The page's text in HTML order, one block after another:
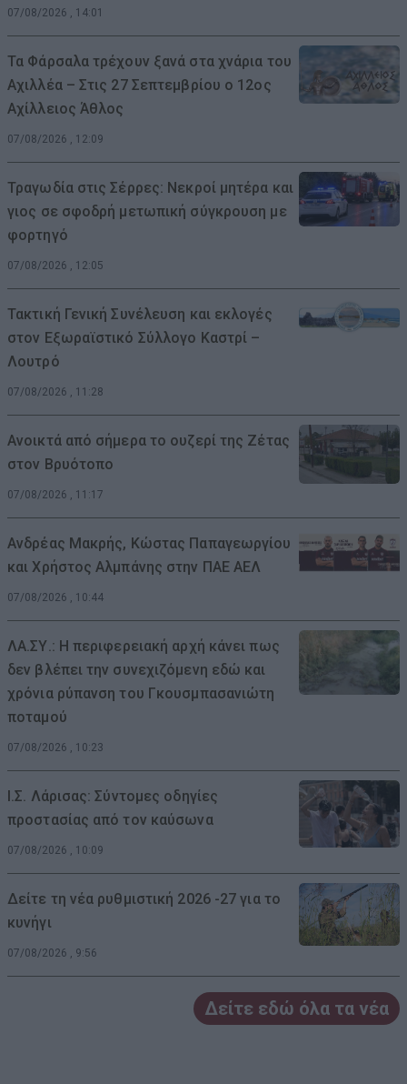
07/08/2026 , 14:01
Τα Φάρσαλα τρέχουν ξανά στα χνάρια του
Αχιλλέα – Στις 27 Σεπτεμβρίου ο 12ος
Αχίλλειος Άθλος
07/08/2026 , 12:09
Τραγωδία στις Σέρρες: Νεκροί μητέρα και
γιος σε σφοδρή μετωπική σύγκρουση με
φορτηγό
07/08/2026 , 12:05
Τακτική Γενική Συνέλευση και εκλογές
στον Εξωραϊστικό Σύλλογο Καστρί –
Λουτρό
07/08/2026 , 11:28
Ανοικτά από σήμερα το ουζερί της Ζέτας
στον Βρυότοπο
07/08/2026 , 11:17
Ανδρέας Μακρής, Κώστας Παπαγεωργίου
και Χρήστος Αλμπάνης στην ΠΑΕ ΑΕΛ
07/08/2026 , 10:44
ΛΑ.ΣΥ.: Η περιφερειακή αρχή κάνει πως
δεν βλέπει την συνεχιζόμενη εδώ και
χρόνια ρύπανση του Γκουσμπασανιώτη
ποταμού
07/08/2026 , 10:23
Ι.Σ. Λάρισας: Σύντομες οδηγίες
προστασίας από τον καύσωνα
07/08/2026 , 10:09
Δείτε τη νέα ρυθμιστική 2026 -27 για το
κυνήγι
07/08/2026 , 9:56
Δείτε εδώ όλα τα νέα